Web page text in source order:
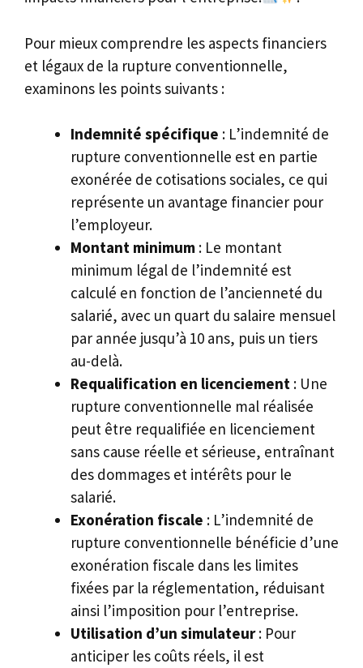
Pour mieux comprendre les aspects financiers
et légaux de la rupture conventionnelle,
examinons les points suivants :
Indemnité spécifique : L’indemnité de
rupture conventionnelle est en partie
exonérée de cotisations sociales, ce qui
représente un avantage financier pour
l’employeur.
Montant minimum : Le montant
minimum légal de l’indemnité est
calculé en fonction de l’ancienneté du
salarié, avec un quart du salaire mensuel
par année jusqu’à 10 ans, puis un tiers
au-delà.
Requalification en licenciement : Une
rupture conventionnelle mal réalisée
peut être requalifiée en licenciement
sans cause réelle et sérieuse, entraînant
des dommages et intérêts pour le
salarié.
Exonération fiscale : L’indemnité de
rupture conventionnelle bénéficie d’une
exonération fiscale dans les limites
fixées par la réglementation, réduisant
ainsi l’imposition pour l’entreprise.
Utilisation d’un simulateur: Pour
anticiper les coûts réels, il est